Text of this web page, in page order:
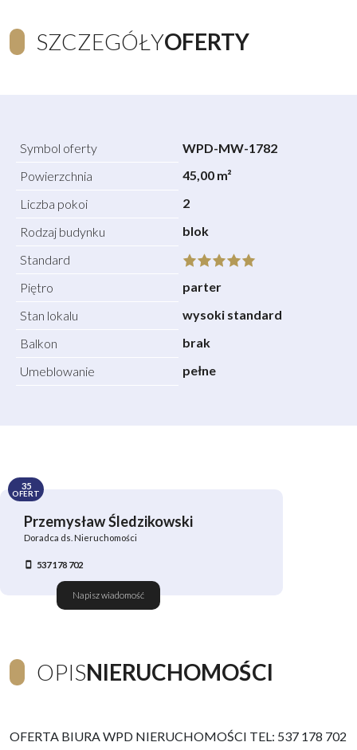
SZCZEGÓŁYOFERTY
Symbol oferty
WPD-MW-1782
Powierzchnia
45,00 m²
Liczba pokoi
2
Rodzaj budynku
blok
Standard
Piętro
parter
Stan lokalu
wysoki standard
Balkon
brak
Umeblowanie
pełne
Przemysław Śledzikowski
Doradca ds. Nieruchomości
537 178 702
Napisz wiadomość
35
OFERT
OPISNIERUCHOMOŚCI
OFERTA BIURA WPD NIERUCHOMOŚCI TEL: 537 178 702